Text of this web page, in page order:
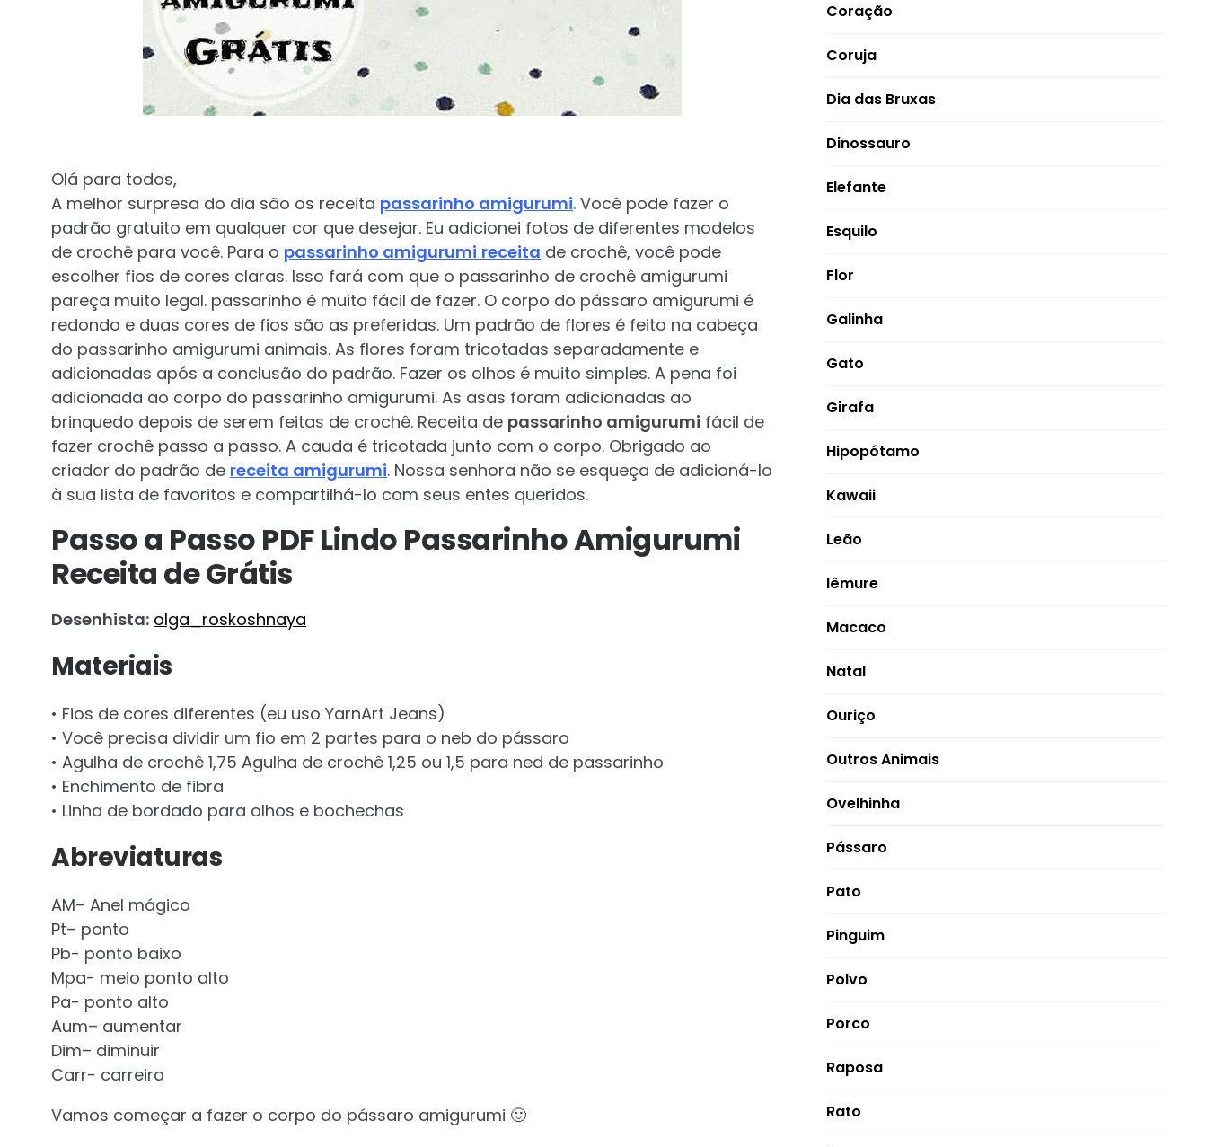
Olá para todos,
A melhor surpresa do dia são os receita passarinho amigurumi. Você pode fazer o
padrão gratuito em qualquer cor que desejar. Eu adicionei fotos de diferentes modelos
de crochê para você. Para o passarinho amigurumi receita de crochê, você pode
escolher fios de cores claras. Isso fará com que o passarinho de crochê amigurumi
pareça muito legal. passarinho é muito fácil de fazer. O corpo do pássaro amigurumi é
redondo e duas cores de fios são as preferidas. Um padrão de flores é feito na cabeça
do passarinho amigurumi animais. As flores foram tricotadas separadamente e
adicionadas após a conclusão do padrão. Fazer os olhos é muito simples. A pena foi
adicionada ao corpo do passarinho amigurumi. As asas foram adicionadas ao
brinquedo depois de serem feitas de crochê. Receita de passarinho amigurumi fácil de
fazer crochê passo a passo. A cauda é tricotada junto com o corpo. Obrigado ao
criador do padrão de receita amigurumi. Nossa senhora não se esqueça de adicioná-lo
à sua lista de favoritos e compartilhá-lo com seus entes queridos.
Passo a Passo PDF Lindo Passarinho Amigurumi
Receita de Grátis
Desenhista: olga_roskoshnaya
Materiais
• Fios de cores diferentes (eu uso YarnArt Jeans)
• Você precisa dividir um fio em 2 partes para o neb do pássaro
• Agulha de crochê 1,75 Agulha de crochê 1,25 ou 1,5 para ned de passarinho
• Enchimento de fibra
• Linha de bordado para olhos e bochechas
Abreviaturas
AM– Anel mágico
Pt– ponto
Pb- ponto baixo
Mpa- meio ponto alto
Pa- ponto alto
Aum– aumentar
Dim– diminuir
Carr- carreira
Vamos começar a fazer o corpo do pássaro amigurumi 🙂
Coração
Coruja
Dia das Bruxas
Dinossauro
Elefante
Esquilo
Flor
Galinha
Gato
Girafa
Hipopótamo
Kawaii
Leão
lêmure
Macaco
Natal
Ouriço
Outros Animais
Ovelhinha
Pássaro
Pato
Pinguim
Polvo
Porco
Raposa
Rato